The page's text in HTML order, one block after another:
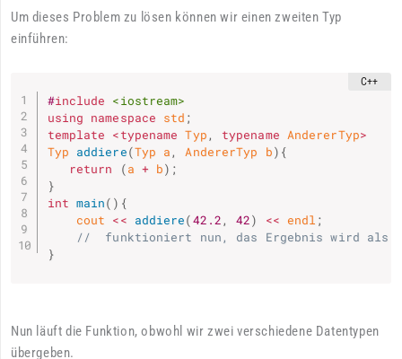
Um dieses Problem zu lösen können wir einen zweiten Typ
einführen:
#include <iostream>
using namespace std ;
template <typename Typ, typename AndererTyp>
Typ addiere(Typ a, AndererTyp b) {
return
(a + b) ;
}
int main( ) {
    cout
<< addiere(42.2, 42) << endl ;
//  funktioniert nun, das Ergebnis wird als
}
Nun läuft die Funktion, obwohl wir zwei verschiedene Datentypen
übergeben.